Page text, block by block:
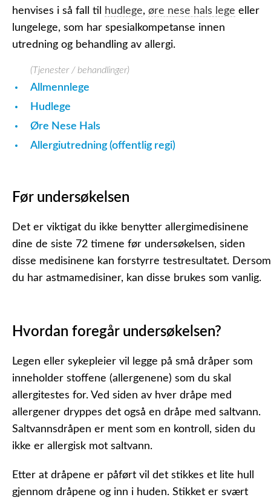
henvises i så fall til hudlege, øre nese hals lege eller
lungelege, som har spesialkompetanse innen
utredning og behandling av allergi.
(Tjenester / behandlinger)
Allmennlege
Hudlege
Øre Nese Hals
Allergiutredning (offentlig regi)
Før undersøkelsen
Det er viktigat du ikke benytter allergimedisinene
dine de siste 72 timene før undersøkelsen, siden
disse medisinene kan forstyrre testresultatet. Dersom
du har astmamedisiner, kan disse brukes som vanlig.
Hvordan foregår undersøkelsen?
Legen eller sykepleier vil legge på små dråper som
inneholder stoffene (allergenene) som du skal
allergitestes for. Ved siden av hver dråpe med
allergener dryppes det også en dråpe med saltvann.
Saltvannsdråpen er ment som en kontroll, siden du
ikke er allergisk mot saltvann.
Etter at dråpene er påført vil det stikkes et lite hull
gjennom dråpene og inn i huden. Stikket er svært